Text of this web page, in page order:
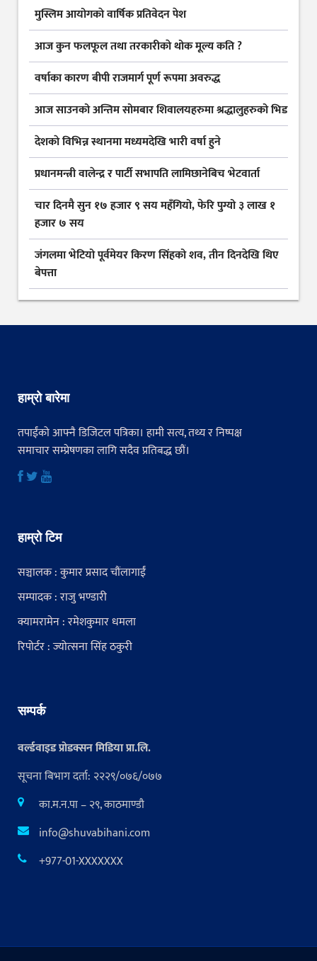
मुस्लिम आयोगकाे वार्षिक प्रतिवेदन पेश
आज कुन फलफूल तथा तरकारीकाे थोक मूल्य कति ?
वर्षाका कारण बीपी राजमार्ग पूर्ण रूपमा अवरुद्ध
आज साउनको अन्तिम सोमबार शिवालयहरुमा श्रद्धालुहरुको भिड
देशकाे विभिन्न स्थानमा मध्यमदेखि भारी वर्षा हुने
प्रधानमन्त्री वालेन्द्र र पार्टी सभापति लामिछानेबिच भेटवार्ता
चार दिनमै सुन १७ हजार ९ सय महँगियो, फेरि पुग्यो ३ लाख १
हजार ७ सय
जंगलमा भेटियो पूर्वमेयर किरण सिंहको शव, तीन दिनदेखि थिए
बेपत्ता
हाम्रो बारेमा
तपाईंको आफ्नै डिजिटल पत्रिका। हामी सत्य, तथ्य र निष्पक्ष
समाचार सम्प्रेषणका लागि सदैव प्रतिबद्ध छौं।
हाम्रो टिम
सञ्चालक : कुमार प्रसाद चौंलागाईं
सम्पादक : राजु भण्डारी
क्यामरामेन : रमेशकुमार धमला
रिपोर्टर : ज्योत्सना सिंह ठकुरी
सम्पर्क
वर्ल्डवाइड प्रोडक्सन मिडिया प्रा.लि.
सूचना बिभाग दर्ता: २२२९/०७६/०७७
का.म.न.पा – २९, काठमाण्डौ
info@shuvabihani.com
+977-01-XXXXXXX